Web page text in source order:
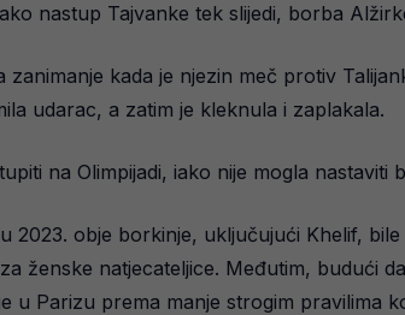
nastup Tajvanke tek slijedi, borba
zanimanje kada je njezin meč protiv
udarac, a zatim je kleknula i zaplakala.
na Olimpijadi, iako nije mogla
2023. obje borkinje, uključujući Khelif,
ženske natjecateljice. Međutim, budući
u Parizu prema manje strogim pravilima